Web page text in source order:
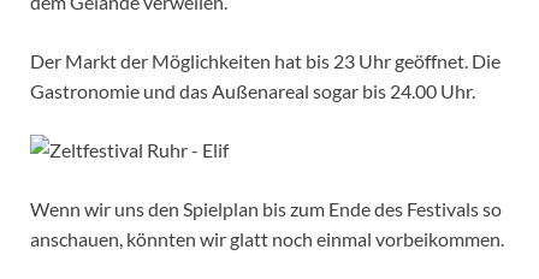
Der Markt der Möglichkeiten hat bis 23 Uhr geöffnet. Die
Gastronomie und das Außenareal sogar bis 24.00 Uhr.
Wenn wir uns den Spielplan bis zum Ende des Festivals so
anschauen, könnten wir glatt noch einmal vorbeikommen.